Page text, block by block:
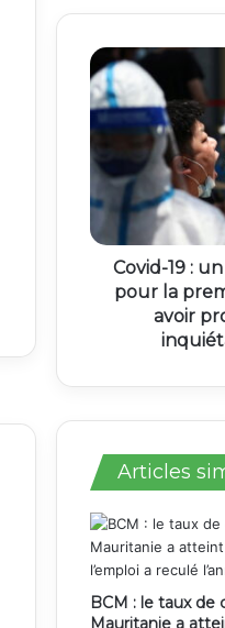
Covid-19 :
pour la
avoir
Articles
BCM : le taux de
Mauritanie a